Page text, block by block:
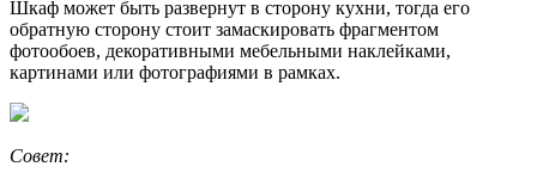
Шкаф может быть развернут в сторону кухни, тогда его
обратную сторону стоит замаскировать фрагментом
фотообоев, декоративными мебельными наклейками,
картинами или фотографиями в рамках.
Совет: